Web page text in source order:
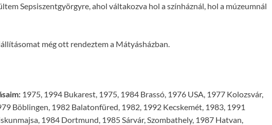
Sepsiszentgyörgyre, ahol váltakozva hol a színháznál, hol a múzeumnál
még ott rendeztem a Mátyásházban.
1975, 1994 Bukarest, 1975, 1984 Brassó, 1976 USA, 1977 Kolozsvár,
Böblingen, 1982 Balatonfüred, 1982, 1992 Kecskemét, 1983, 1991
1984 Dortmund, 1985 Sárvár, Szombathely, 1987 Hatvan,